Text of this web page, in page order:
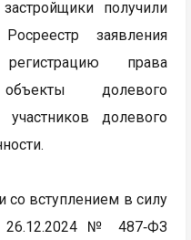
получили
заявления
права
долевого
долевого
со вступлением в силу
26.12.2024 № 487‑ФЗ